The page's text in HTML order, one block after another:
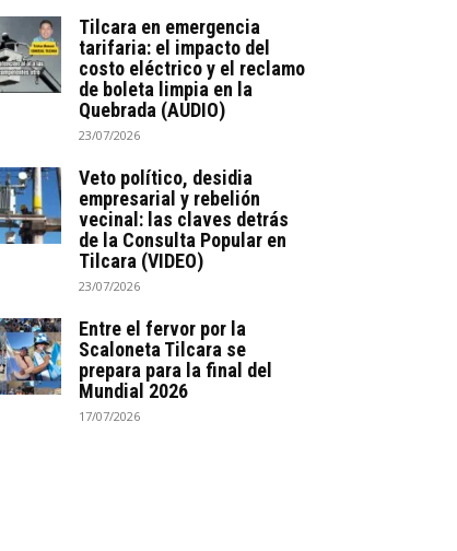
Tilcara en emergencia
tarifaria: el impacto del
costo eléctrico y el reclamo
de boleta limpia en la
Quebrada (AUDIO)
23/07/2026
Veto político, desidia
empresarial y rebelión
vecinal: las claves detrás
de la Consulta Popular en
Tilcara (VIDEO)
23/07/2026
Entre el fervor por la
Scaloneta Tilcara se
prepara para la final del
Mundial 2026
17/07/2026